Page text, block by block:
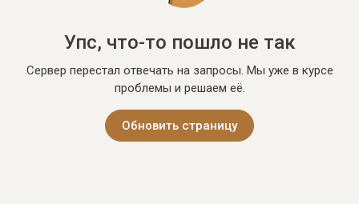
Упс, что-то пошло не так
Сервер перестал отвечать на запросы. Мы уже в курсе
проблемы и решаем её.
Обновить страницу